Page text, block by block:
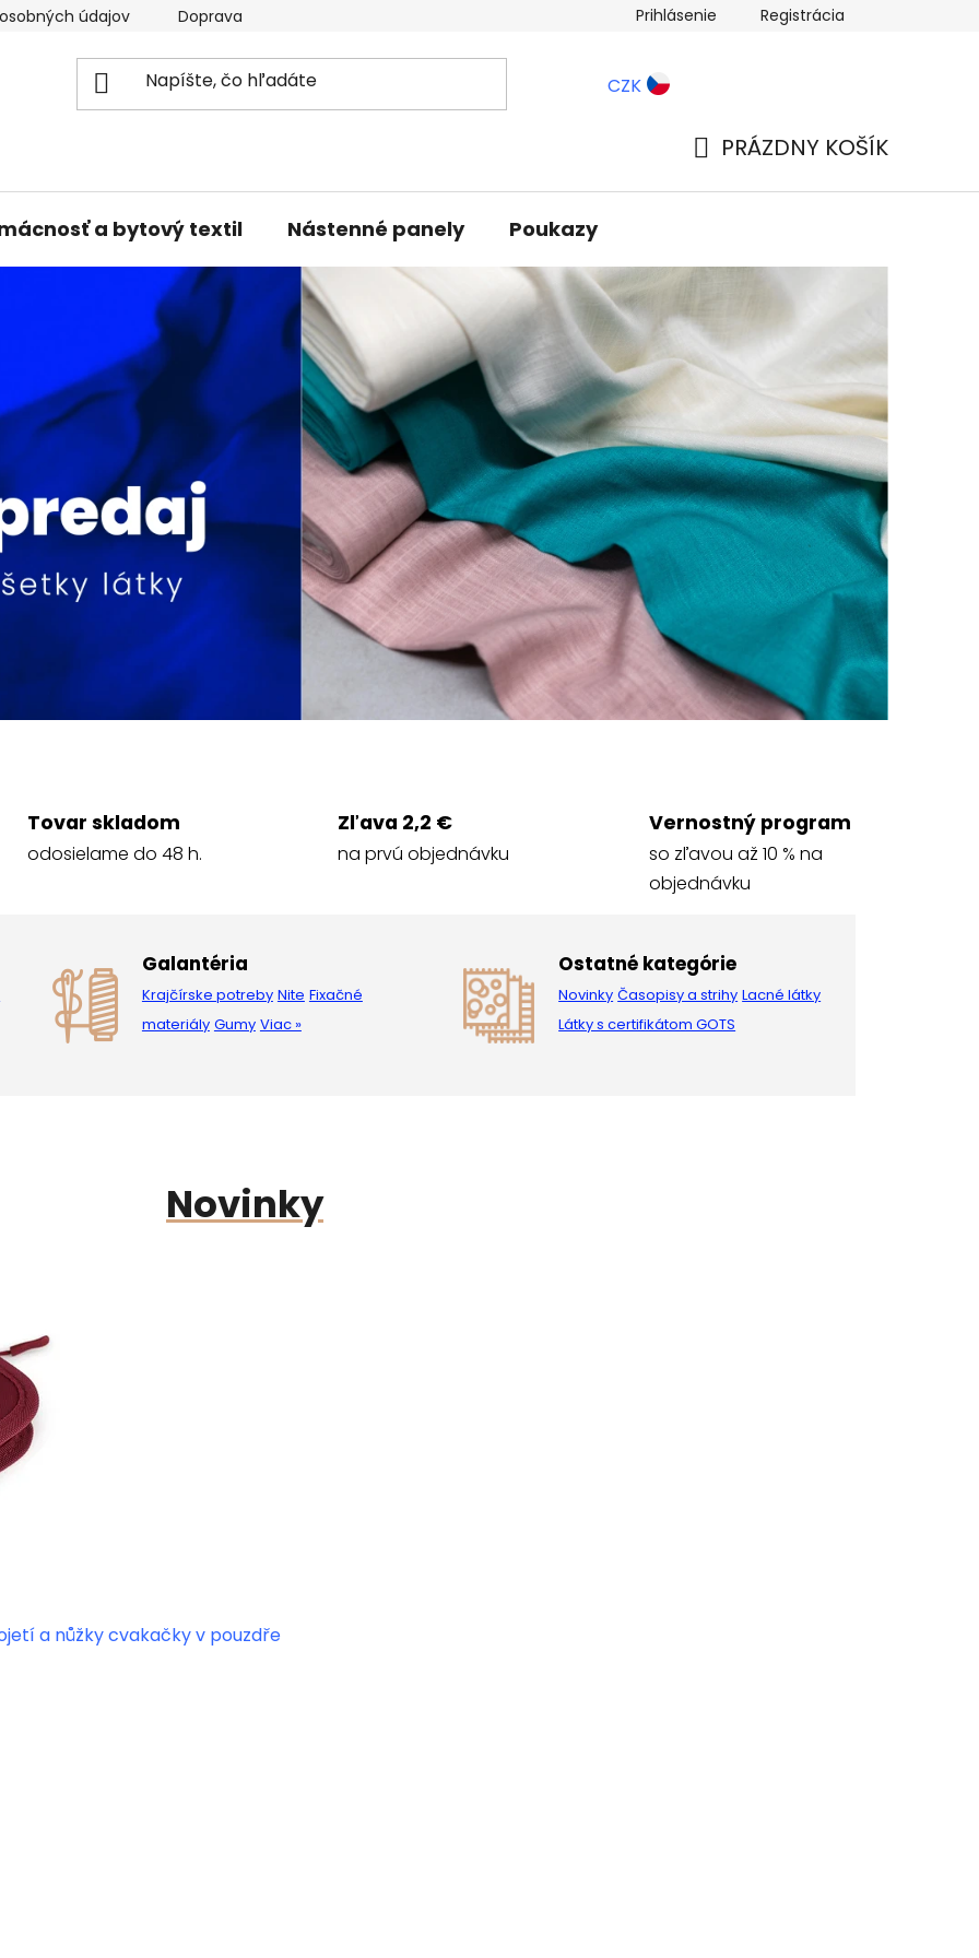
údajov Doprava a platba Blog
Prihlásenie Registrácia
CZK
PRÁZDNY KOŠÍK
a bytový textil Nástenné panely Poukazy
Tovar skladom
odosielame do 48 h.
Zľava 2,2 €
na prvú objednávku
Vernostný program
so zľavou až 10 % na
objednávku
Galantéria
Krajčírske potreby Nite Fixačné
materiály Gumy Viac »
Ostatné kategórie
Novinky Časopisy a strihy Lacné látky
Látky s certifikátom GOTS
Novinky
a nůžky cvakačky v pouzdře